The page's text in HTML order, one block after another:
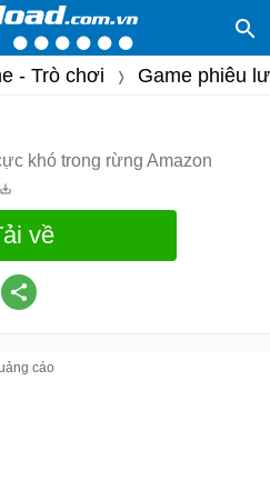
- Trò chơi Game phiêu
khó trong rừng Amazon
về